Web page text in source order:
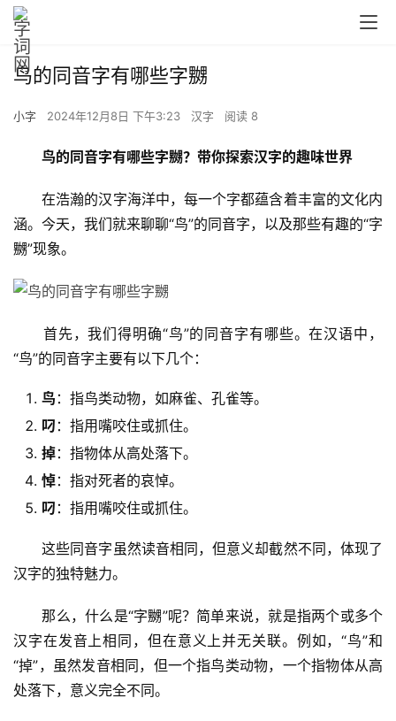
鸟的同音字有哪些字嬲
小字 2024年12月8日 下午3:23 汉字 阅读 8
鸟的同音字有哪些字嬲？带你探索汉字的趣味世界
在浩瀚的汉字海洋中，每一个字都蕴含着丰富的文化内
涵。今天，我们就来聊聊“鸟”的同音字，以及那些有趣的“字
嬲”现象。
首先，我们得明确“鸟”的同音字有哪些。在汉语中，
“鸟”的同音字主要有以下几个：
鸟 ：指鸟类动物，如麻雀、孔雀等。
叼 ：指用嘴咬住或抓住。
掉：指物体从高处落下。
悼：指对死者的哀悼。
叼 ：指用嘴咬住或抓住。
这些同音字虽然读音相同，但意义却截然不同，体现了
汉字的独特魅力。
那么，什么是“字嬲”呢？简单来说，就是指两个或多个
汉字在发音上相同，但在意义上并无关联。例如，“鸟”和
“掉”，虽然发音相同，但一个指鸟类动物，一个指物体从高
处落下，意义完全不同。